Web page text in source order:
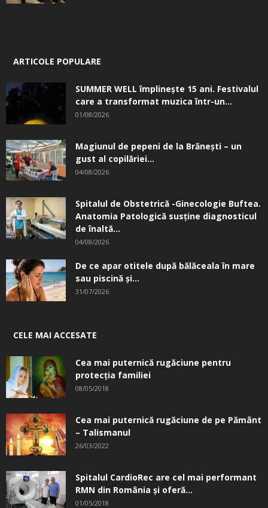
ARTICOLE POPULARE
SUMMER WELL împlinește 15 ani. Festivalul
care a transformat muzica într-un...
01/08/2026
Magiunul de pepeni de la Brăneşti – un
gust al copilăriei...
04/08/2026
Spitalul de Obstetrică -Ginecologie Buftea.
Anatomia Patologică susţine diagnosticul
de înaltă...
04/08/2026
De ce apar otitele după bălăceala în mare
sau piscină și...
31/07/2026
CELE MAI ACCESATE
Cea mai puternică rugăciune pentru
protecția familiei
08/05/2018
Cea mai puternică rugăciune de pe Pământ
– Talismanul
26/03/2022
Spitalul CardioRec are cel mai performant
RMN din România și oferă...
01/05/2018